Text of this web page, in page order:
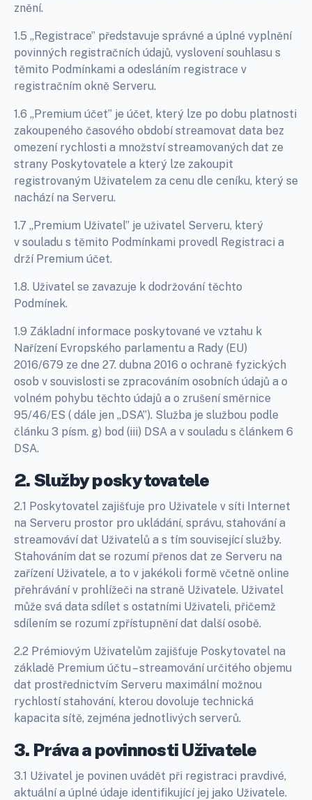
znění.
1.5 „Registrace” představuje správné a úplné vyplnění
povinných registračních údajů, vyslovení souhlasu s
těmito Podmínkami a odesláním registrace v
registračním okně Serveru.
1.6 „Premium účet” je účet, který lze po dobu platnosti
zakoupeného časového období streamovat data bez
omezení rychlosti a množství streamovaných dat ze
strany Poskytovatele a který lze zakoupit
registrovaným Uživatelem za cenu dle ceníku, který se
nachází na Serveru.
1.7 „Premium Uživatel” je uživatel Serveru, který
v souladu s těmito Podmínkami provedl Registraci a
drží Premium účet.
1.8. Uživatel se zavazuje k dodržování těchto
Podmínek.
1.9 Základní informace poskytované ve vztahu k
Nařízení Evropského parlamentu a Rady (EU)
2016/679 ze dne 27. dubna 2016 o ochraně fyzických
osob v souvislosti se zpracováním osobních údajů a o
volném pohybu těchto údajů a o zrušení směrnice
95/46/ES ( dále jen „DSA”). Služba je službou podle
článku 3 písm. g) bod (iii) DSA a v souladu s článkem 6
DSA.
2. Služby poskytovatele
2.1 Poskytovatel zajišťuje pro Uživatele v síti Internet
na Serveru prostor pro ukládání, správu, stahování a
streamováví dat Uživatelů a s tím související služby.
Stahováním dat se rozumí přenos dat ze Serveru na
zařízení Uživatele, a to v jakékoli formě včetně online
přehrávání v prohlížeči na straně Uživatele. Uživatel
může svá data sdílet s ostatními Uživateli, přičemž
sdílením se rozumí zpřístupnění dat další osobě.
2.2 Prémiovým Uživatelům zajišťuje Poskytovatel na
základě Premium účtu – streamování určitého objemu
dat prostřednictvím Serveru maximální možnou
rychlostí stahování, kterou dovoluje technická
kapacita sítě, zejména jednotlivých serverů.
3. Práva a povinnosti Uživatele
3.1 Uživatel je povinen uvádět při registraci pravdivé,
aktuální a úplné údaje identifikující jej jako Uživatele.